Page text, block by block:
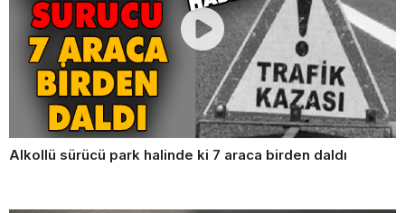
Alkollü sürücü park halinde ki 7 araca birden daldı